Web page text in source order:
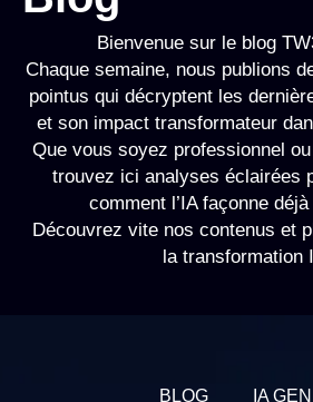
Bienvenue sur le blog
Chaque semaine, nous publions
pointus qui décryptent les
et son impact transformateur
Que vous soyez professionnel
trouvez ici analyses éclairées
comment l’IA façonne
Découvrez vite nos contenus et
la transformation
BLOG IA GEN